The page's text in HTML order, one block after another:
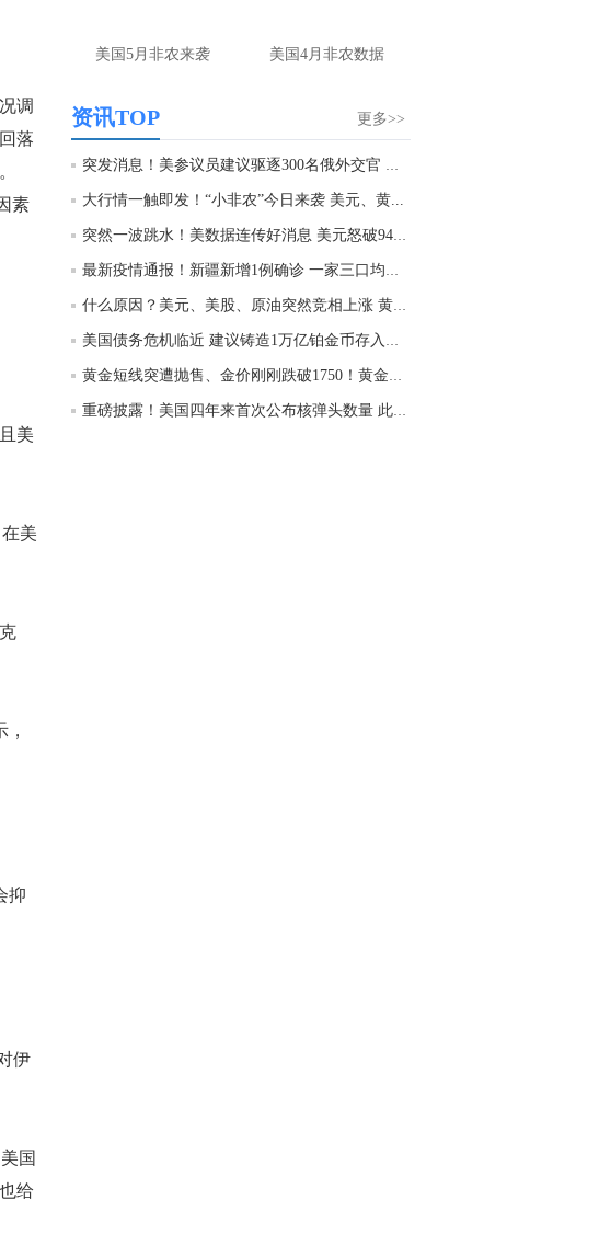
调
落
素
美
美
抑
伊
国
给
徐文婷：
时指导， 关注老师财经号主页：
http://mp.cnfol.com/user/58676
匿名网友-中金在线手机网： 止损多少 老师
徐文婷：7美金
度。70一50？。
徐文婷：带上止损博弈，实时指导， 关注老
师财经号主页：http://mp.cnfol.com/user/58676
匿名网友-中金在线手机网： 老师好，金现在
美国5月非农来袭 美国4月非农数据
更多>>
资讯TOP
突发消息！美参议员建议驱逐300名俄外交官 俄外...
大行情一触即发！“小非农”今日来袭 美元、黄...
突然一波跳水！美数据连传好消息 美元怒破94关...
最新疫情通报！新疆新增1例确诊 一家三口均感染
什么原因？美元、美股、原油突然竞相上涨 黄金...
美国债务危机临近 建议铸造1万亿铂金币存入美联...
黄金短线突遭抛售、金价刚刚跌破1750！黄金日内...
重磅披露！美国四年来首次公布核弹头数量 此前...